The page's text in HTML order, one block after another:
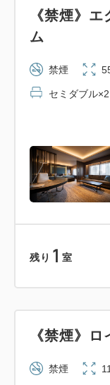
《禁煙》
ム
禁煙
セミダブル×2
残り 1 室
《禁煙》
禁煙